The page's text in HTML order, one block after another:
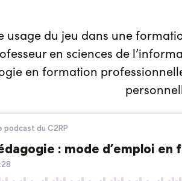
usage du jeu dans une
en sciences de
en formation